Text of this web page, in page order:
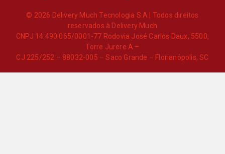
© 2026 Delivery Much Tecnologia S.A | Todos direitos
reservados à Delivery Much
CNPJ 14.490.065/0001-77 Rodovia José Carlos Daux, 5500,
Torre Jurere A –
CJ 225/252 – 88032-005 – Saco Grande – Florianópolis, SC